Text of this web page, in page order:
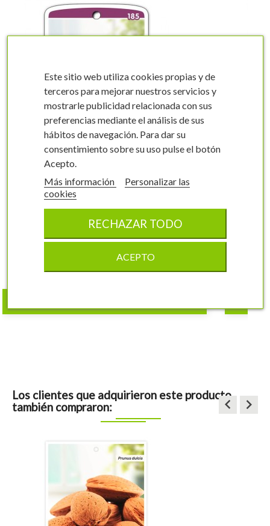
Etiquetas de Serbal
Sorbus domestica
0185FMEC0
7x11,7 cm
100 unidades
10,97 €
Los clientes que adquirieron este producto
también compraron:
keyboard_arrow_left keyboard_arrow_right
Este sitio web utiliza cookies propias y de
terceros para mejorar nuestros servicios y
mostrarle publicidad relacionada con sus
preferencias mediante el análisis de sus
hábitos de navegación. Para dar su
consentimiento sobre su uso pulse el botón
Acepto.
Más información
Personalizar las
cookies
RECHAZAR TODO
ACEPTO